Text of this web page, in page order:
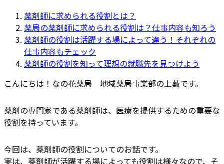
薬剤師に求められる役割とは？
薬局の薬剤師に求められる役割は？仕事内容も知ろう
薬剤師の役割は活躍する場によって違う！それぞれの
仕事内容もチェック
薬剤師の役割を知って理想の就職先を見つけよう
こんにちは！なの花薬局 地域薬局事業部の上藪です。
薬剤の専門家である薬剤師は、医療を提供するための重要な
役割を持っています。
今回は、薬剤師の役割についてのお話です。
実は、薬剤師が活躍する場によっても役割は様々なので、そ